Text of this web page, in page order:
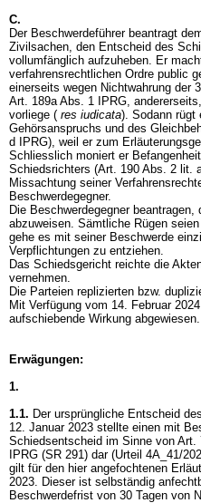
C.
Der Beschwerdeführer beantragt
Zivilsachen, den Entscheid des
vollumfänglich aufzuheben. Er
verfahrensrechtlichen Ordre public
einerseits wegen Nichtwahrung der
Art. 189a Abs. 1 IPRG,
vorliege ( res iudicata). Sodann rügt
Gehörsanspruchs und des
d IPRG), weil er zum
Schliesslich moniert er
Schiedsrichters (Art. 190 Abs. 2 lit.
Missachtung seiner
Beschwerdegegner.
Die Beschwerdegegner
abzuweisen. Sämtliche Rügen
gehe es mit seiner Beschwerde
Verpflichtungen zu entziehen.
Das Schiedsgericht reichte die
vernehmen.
Die Parteien replizierten bzw.
Mit Verfügung vom 14. Februar
aufschiebende Wirkung abgewiesen.
Erwägungen:
1.
1.1. Der ursprüngliche Entscheid
12. Januar 2023 stellte einen mit
Schiedsentscheid im Sinne von Art.
IPRG (SR 291) dar (Urteil 4A_41/
gilt für den hier angefochtenen
2023. Dieser ist selbständig
Beschwerdefrist von 30 Tagen von